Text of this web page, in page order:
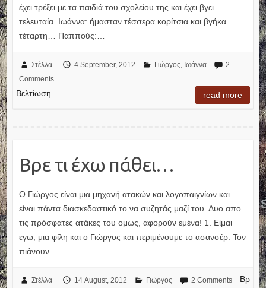
έχει τρέξει με τα παιδιά του σχολείου της και έχει βγει
τελευταία. Ιωάννα: ήμασταν τέσσερα κορίτσια και βγήκα
τέταρτη… Παππούς:…
Στέλλα 4 September, 2012 Γιώργος, Ιωάννα
2
Comments
Βελτίωση read more
Βρε τι έχω πάθει…
Ο Γιώργος είναι μια μηχανή ατακών και λογοπαιγνίων και
είναι πάντα διασκεδαστικό το να συζητάς μαζί του. Δυο απο
τις πρόσφατες ατάκες του ομως, αφορούν εμένα! 1. Είμαι
εγω, μια φίλη και ο Γιώργος και περιμένουμε το ασανσέρ. Τον
πιάνουν…
Στέλλα 14 August, 2012 Γιώργος 2 Comments
Βρ